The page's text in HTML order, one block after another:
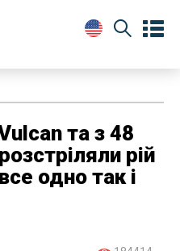
та з 48
рій
одно так і